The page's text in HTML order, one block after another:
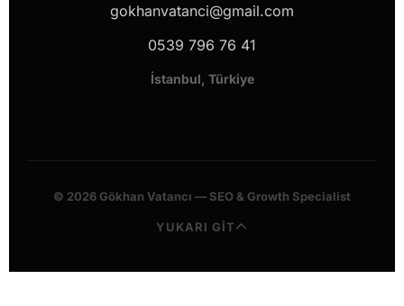
gokhanvatanci@gmail.com
0539 796 76 41
İstanbul, Türkiye
© 2026 Gökhan Vatancı — SEO & Growth Specialist
YUKARI GİT